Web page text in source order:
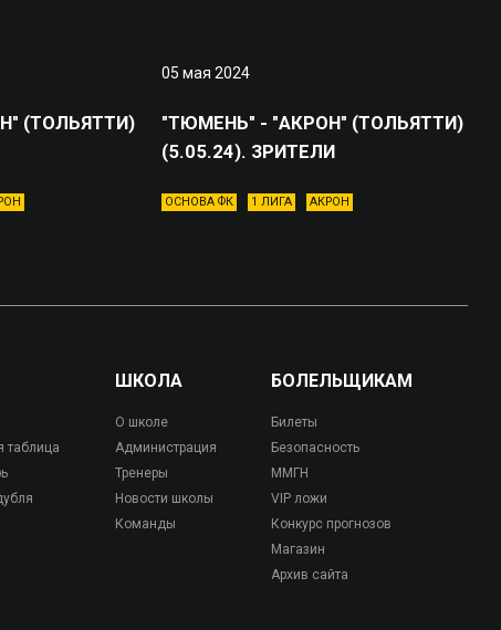
(ТОЛЬЯТТИ)
05 мая 2024
"ТЮМЕНЬ" - "АКРОН" (ТОЛЬЯТТИ)
(5.05.24). ЗРИТЕЛИ
ОСНОВА ФК 1 ЛИГА АКРОН
таблица
ШКОЛА
О школе
Администрация
Тренеры
Новости школы
Команды
БОЛЕЛЬЩИКАМ
Билеты
Безопасность
ММГН
VIP ложи
Конкурс прогнозов
Магазин
Архив сайта